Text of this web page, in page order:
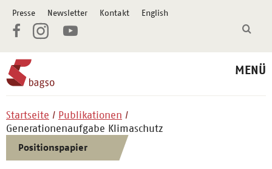
Presse Newsletter Kontakt English
MENÜ
Startseite
Publikationen
Generationenaufgabe Klimaschutz
Positionspapier